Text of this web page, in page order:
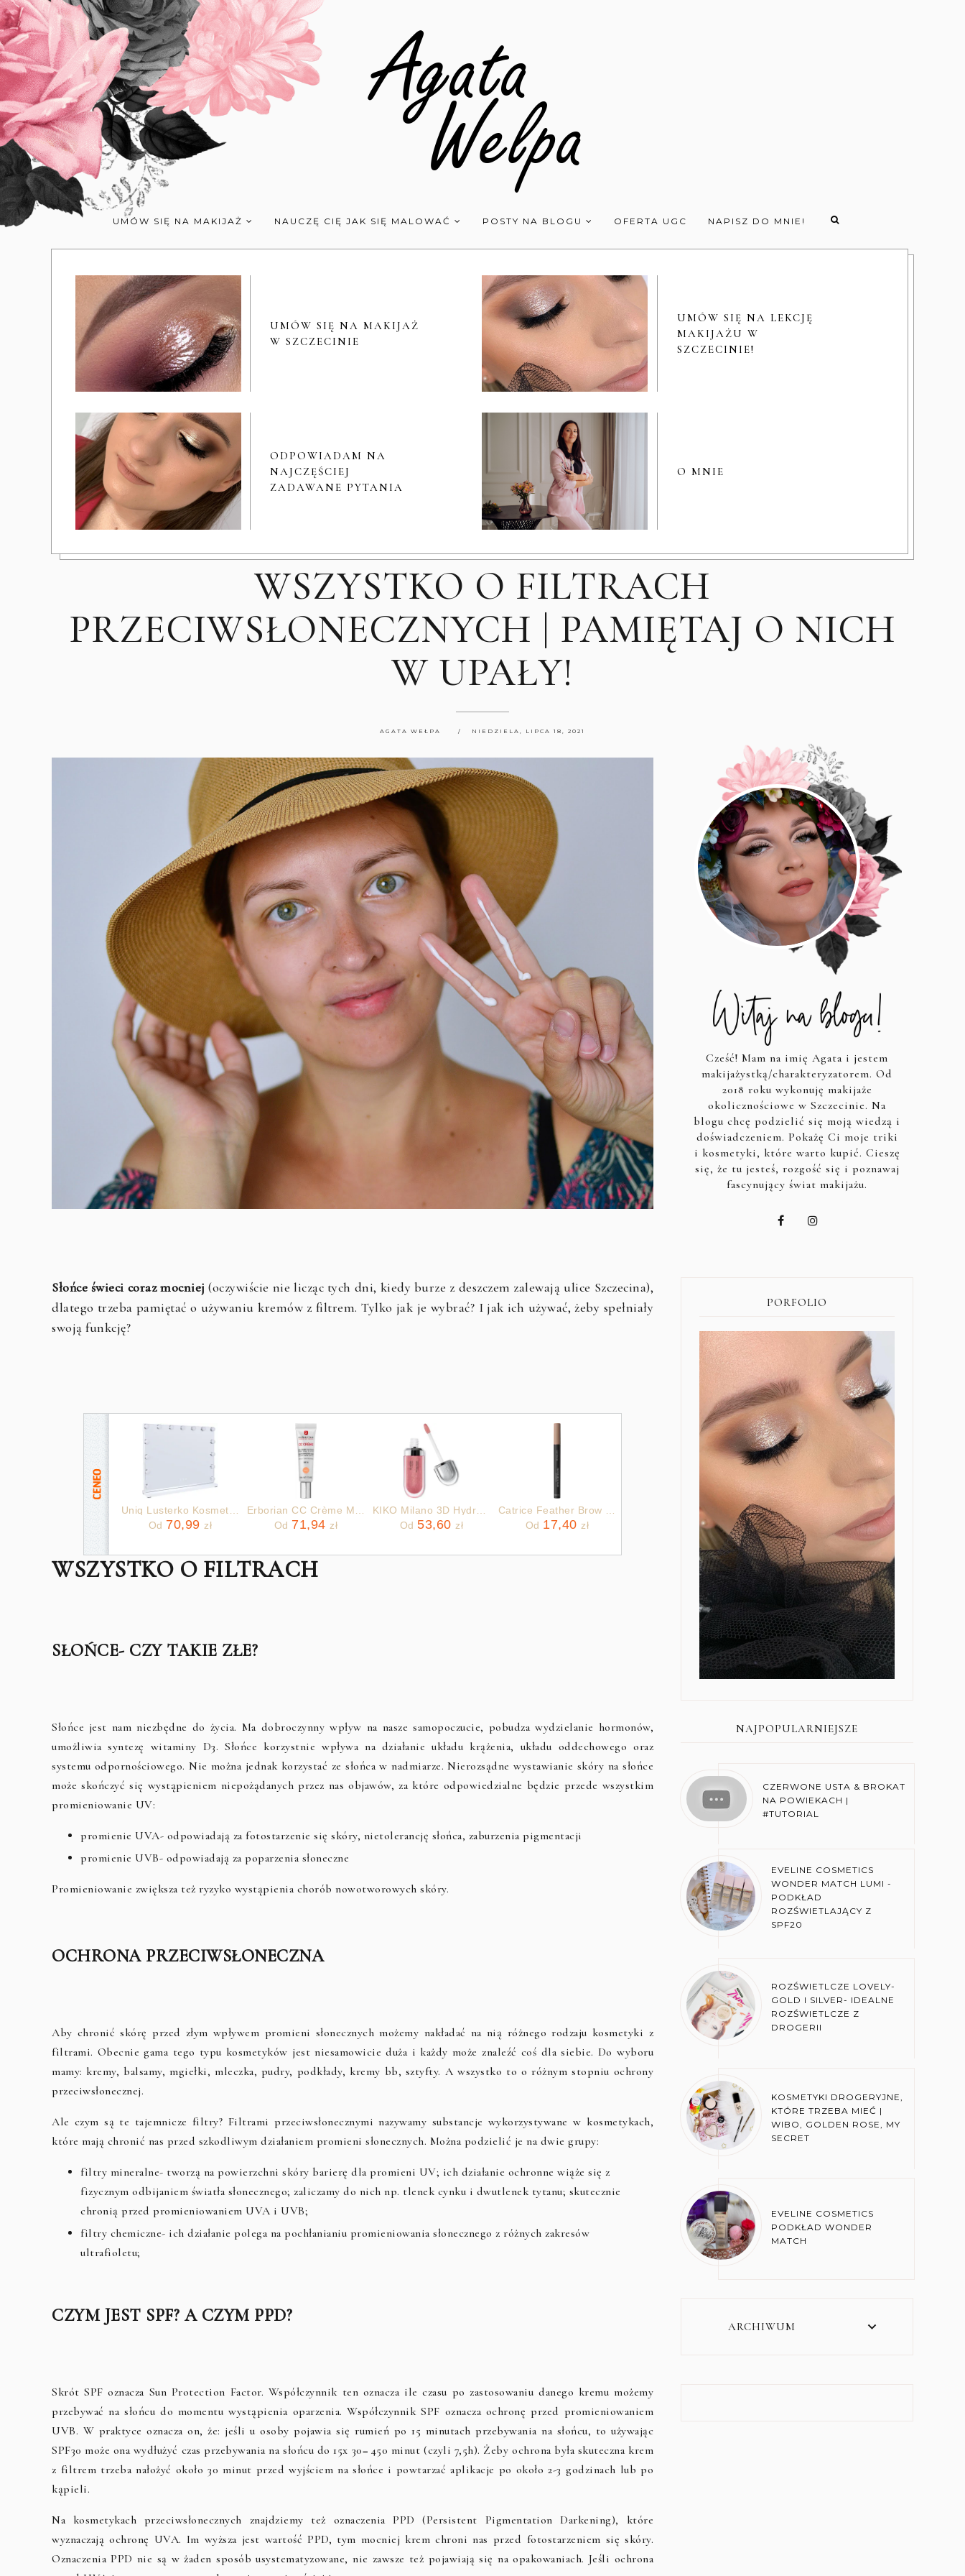
UMÓW SIĘ NA MAKIJAŻ NAUCZĘ CIĘ JAK SIĘ MALOWAĆ POSTY NA BLOGU OFERTA UGC NAPISZ DO MNIE!
UMÓW SIĘ NA MAKIJAŻ
W SZCZECINIE
UMÓW SIĘ NA LEKCJĘ
MAKIJAŻU W
SZCZECINIE!
ODPOWIADAM NA
NAJCZĘŚCIEJ
ZADAWANE PYTANIA
O MNIE
WSZYSTKO O FILTRACH
PRZECIWSŁONECZNYCH | PAMIĘTAJ O NICH
W UPAŁY!
AGATA WEŁPA NIEDZIELA, LIPCA 18, 2021
Słońce świeci coraz mocniej(oczywiście nie licząc tych dni, kiedy burze z deszczem zalewają ulice Szczecina),
dlatego trzeba pamiętać o używaniu kremów z filtrem. Tylko jak je wybrać? I jak ich używać, żeby spełniały
swoją funkcję?
Uniq Lusterko Kosmetyczne
Od 70,99zł
Erborian CC Crème Mini New Krem CC 15ml Doré
Od 71,94zł
KIKO Milano 3D Hydra Lipgloss zmiękczający błyszczyk do ust z efektem 3D 17 Pearly Mauve 6.5ml
Od53,60zł
Catrice Feather Brow Filler wodoodporna kredka do brwi odcień 010 Ash Brown 0.5 ml
Od 17,40zł
WSZYSTKO O FILTRACH
SŁOŃCE- CZY TAKIE ZŁE?
Słońce jest nam niezbędne do życia. Ma dobroczynny wpływ na nasze samopoczucie, pobudza wydzielanie hormonów,
umożliwia syntezę witaminy D3. Słońce korzystnie wpływa na działanie układu krążenia, układu oddechowego oraz
systemu odpornościowego. Nie można jednak korzystać ze słońca w nadmiarze. Nierozsądne wystawianie skóry na słońce
może skończyć się wystąpieniem niepożądanych przez nas objawów, za które odpowiedzialne będzie przede wszystkim
promieniowanie UV:
promienie UVA- odpowiadają za fotostarzenie się skóry, nietolerancję słońca, zaburzenia pigmentacji
promienie UVB- odpowiadają za poparzenia słoneczne
Promieniowanie zwiększa też ryzyko wystąpienia chorób nowotworowych skóry.
OCHRONA PRZECIWSŁONECZNA
Aby chronić skórę przed złym wpływem promieni słonecznych możemy nakładać na nią różnego rodzaju kosmetyki z
filtrami. Obecnie gama tego typu kosmetyków jest niesamowicie duża i każdy może znaleźć coś dla siebie. Do wyboru
mamy: kremy, balsamy, mgiełki, mleczka, pudry, podkłady, kremy bb, sztyfty. A wszystko to o różnym stopniu ochrony
przeciwsłonecznej.
Ale czym są te tajemnicze filtry? Filtrami przeciwsłonecznymi nazywamy substancje wykorzystywane w kosmetykach,
które mają chronić nas przed szkodliwym działaniem promieni słonecznych. Można podzielić je na dwie grupy:
filtry mineralne- tworzą na powierzchni skóry barierę dla promieni UV; ich działanie ochronne wiąże się z
fizycznym odbijaniem światła słonecznego; zaliczamy do nich np. tlenek cynku i dwutlenek tytanu; skutecznie
chronią przed promieniowaniem UVA i UVB;
filtry chemiczne- ich działanie polega na pochłanianiu promieniowania słonecznego z różnych zakresów
ultrafioletu;
CZYM JEST SPF? A CZYM PPD?
Skrót SPF oznacza Sun Protection Factor. Współczynnik ten oznacza ile czasu po zastosowaniu danego kremu możemy
przebywać na słońcu do momentu wystąpienia oparzenia. Współczynnik SPF oznacza ochronę przed promieniowaniem
UVB. W praktyce oznacza on, że: jeśli u osoby pojawia się rumień po 15 minutach przebywania na słońcu, to używając
SPF30 może ona wydłużyć czas przebywania na słońcu do 15x 30= 450 minut (czyli 7,5h). Żeby ochrona była skuteczna krem
z filtrem trzeba nałożyć około 30 minut przed wyjściem na słońce i powtarzać aplikacje po około 2-3 godzinach lub po
kąpieli.
Na kosmetykach przeciwsłonecznych znajdziemy też oznaczenia PPD (Persistent Pigmentation Darkening), które
wyznaczają ochronę UVA. Im wyższa jest wartość PPD, tym mocniej krem chroni nas przed fotostarzeniem się skóry.
Oznaczenia PPD nie są w żaden sposób usystematyzowane, nie zawsze też pojawiają się na opakowaniach. Jeśli ochrona
Cześć! Mam na imię Agata i jestem
makijażystką/charakteryzatorem. Od
2018 roku wykonuję makijaże
okolicznościowe w Szczecinie. Na
blogu chcę podzielić się moją wiedzą i
doświadczeniem. Pokażę Ci moje triki
i kosmetyki, które warto kupić. Cieszę
się, że tu jesteś, rozgość się i poznawaj
fascynujący świat makijażu.
PORFOLIO
NAJPOPULARNIEJSZE
CZERWONE USTA & BROKAT
NA POWIEKACH |
#TUTORIAL
EVELINE COSMETICS
WONDER MATCH LUMI -
PODKŁAD
ROZŚWIETLAJĄCY Z
SPF20
ROZŚWIETLCZE LOVELY-
GOLD I SILVER- IDEALNE
ROZŚWIETLCZE Z
DROGERII
KOSMETYKI DROGERYJNE,
KTÓRE TRZEBA MIEĆ |
WIBO, GOLDEN ROSE, MY
SECRET
EVELINE COSMETICS
PODKŁAD WONDER
MATCH
ARCHIWUM